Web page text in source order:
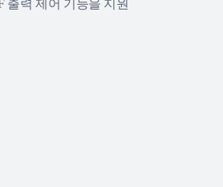
출력 제어 기능을 지원